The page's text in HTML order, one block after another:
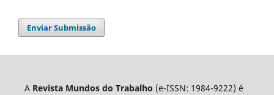
Enviar Submissão
A Revista Mundos do Trabalho (e-ISSN: 1984-9222) é